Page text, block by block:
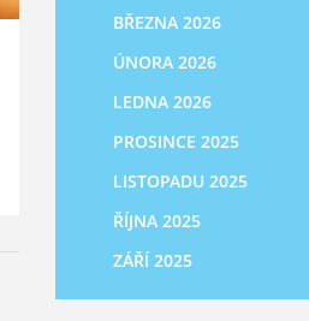
BŘEZNA 2026
ÚNORA 2026
LEDNA 2026
PROSINCE 2025
LISTOPADU 2025
ŘÍJNA 2025
ZÁŘÍ 2025